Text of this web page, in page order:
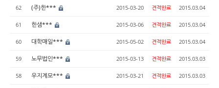
62 (주)한*** 2015-03-20 견적완료 2015.03.04
61 한샘*** 2015-03-06 견적완료 2015.03.04
60 대학매일*** 2015-05-02 견적완료 2015.03.04
59 노무법인*** 2015-03-13 견적완료 2015.03.03
58 우지계모*** 2015-03-21 견적완료 2015.03.03